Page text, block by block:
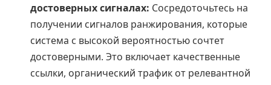
достоверных сигналах: Сосредоточьтесь на
получении сигналов ранжирования, которые
система с высокой вероятностью сочтет
достоверными. Это включает качественные
ссылки, органический трафик от релевантной